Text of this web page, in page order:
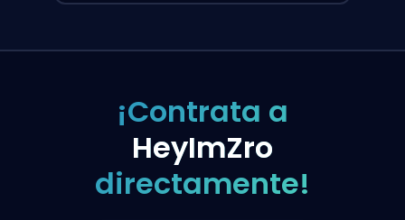
¡Contrata a
HeyImZro
directamente!
El pedido se le asignará
automáticamente a este booster, así que